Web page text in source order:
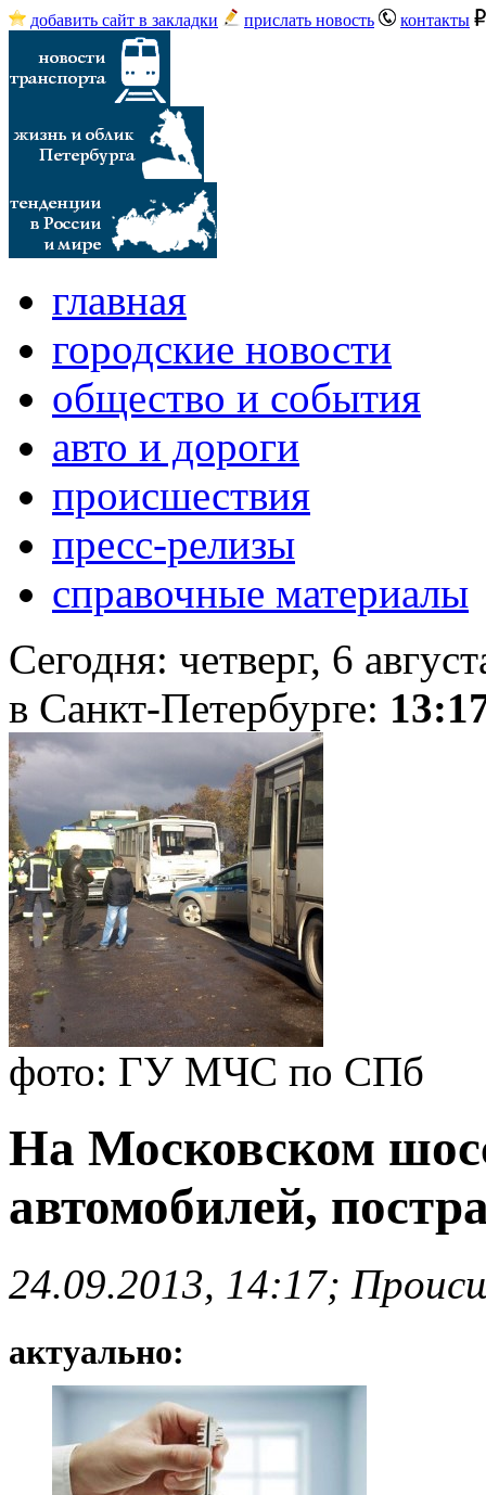
добавить сайт в закладки прислать новость контакты
главная
городские новости
общество и события
авто и дороги
происшествия
пресс-релизы
справочные материалы
Сегодня: четверг, 6
в Санкт-Петербурге:
фото: ГУ МЧС по СПб
На Московском
автомобилей,
24.09.2013, 14:17;
актуально: